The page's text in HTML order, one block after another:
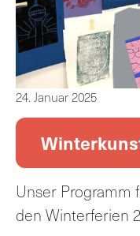
24. Januar 2025
Unser Programm
den Winterferien